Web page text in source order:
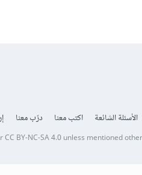
الأسئلة الشائعة اكتب معنا درّب معنا
CC BY-NC-SA 4.0unless mentioned